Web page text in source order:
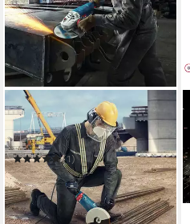
BOSCH PROFESSIONAL
Winkelschleifer GWS 24-230
JZ
(1)
176,04 € UVP272,51 €
-35%
am nächsten Werktag bei dir